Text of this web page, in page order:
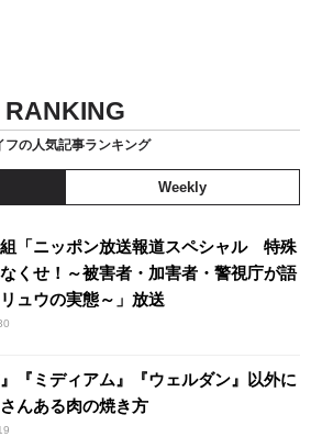
RANKING
フの人気記事ランキング
Weekly
「ニッポン放送報道スペシャル 特殊
くせ！～被害者・加害者・警視庁が語
ュウの実態～」放送
』『ミディアム』『ウェルダン』以外に
んある肉の焼き方